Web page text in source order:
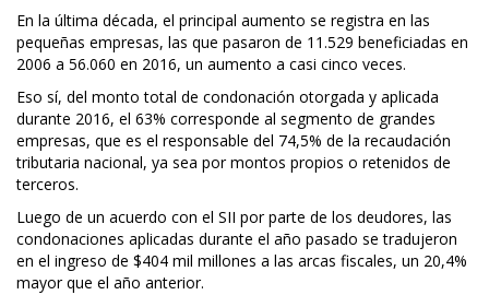
En la última década, el principal aumento se registra en las
pequeñas empresas, las que pasaron de 11.529 beneficiadas en
2006 a 56.060 en 2016, un aumento a casi cinco veces.
Eso sí, del monto total de condonación otorgada y aplicada
durante 2016, el 63% corresponde al segmento de grandes
empresas, que es el responsable del 74,5% de la recaudación
tributaria nacional, ya sea por montos propios o retenidos de
terceros.
Luego de un acuerdo con el SII por parte de los deudores, las
condonaciones aplicadas durante el año pasado se tradujeron
en el ingreso de $404 mil millones a las arcas fiscales, un 20,4%
mayor que el año anterior.